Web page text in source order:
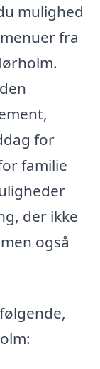
mulighed
fra
for
familie
der ikke
også